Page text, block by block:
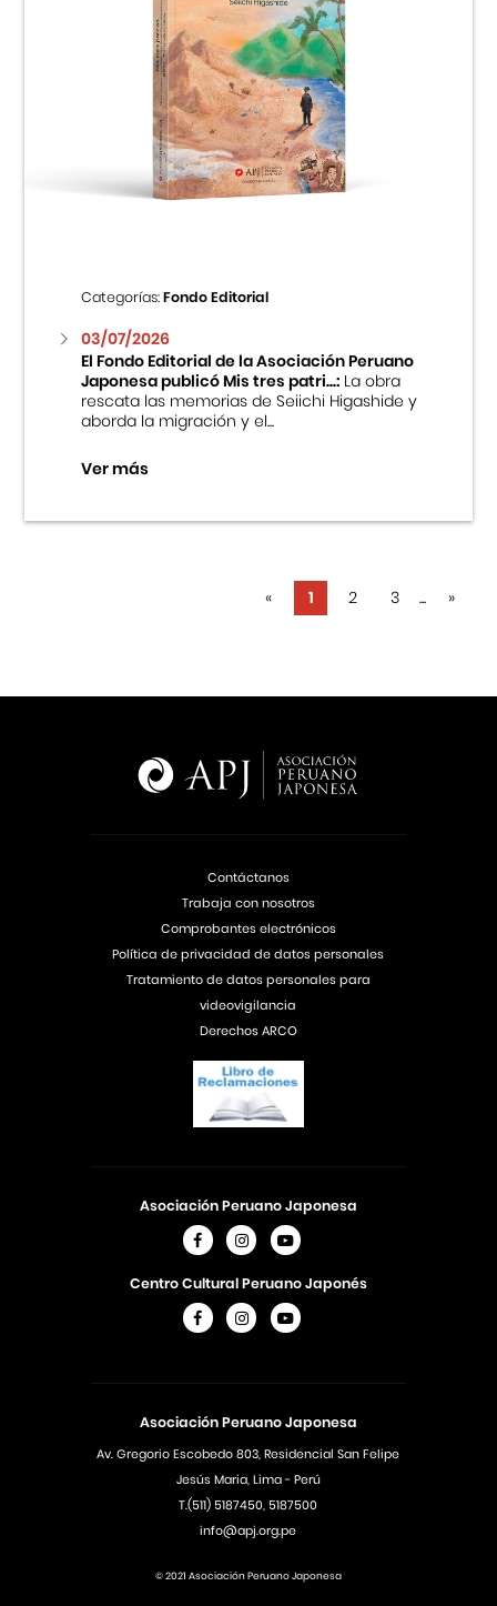
Categorías:Fondo Editorial
03/07/2026
El Fondo Editorial de la Asociación Peruano
Japonesa publicó Mis tres patri...:La obra
rescata las memorias de Seiichi Higashide y
aborda la migración y el...
Ver más
« 1 2 3 ... »
Asociación Peruano Japonesa
Av. Gregorio Escobedo 803, Residencial San Felipe
Jesús Maria, Lima - Perú
T.(511) 5187450, 5187500
info@apj.org.pe
Asociación Peruano Japonesa
Centro Cultural Peruano Japonés
Contáctanos
Trabaja con nosotros
Comprobantes electrónicos
Política de privacidad de datos personales
Tratamiento de datos personales para
videovigilancia
Derechos ARCO
© 2021 Asociación Peruano Japonesa